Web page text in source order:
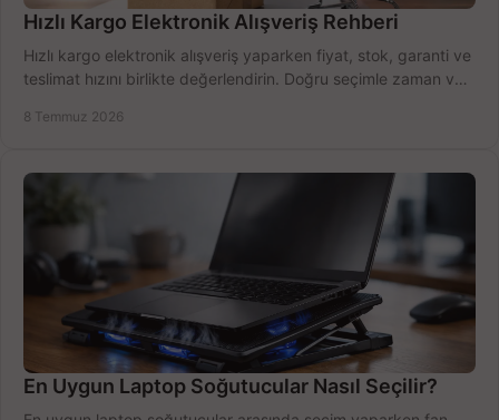
Hızlı Kargo Elektronik Alışveriş Rehberi
Hızlı kargo elektronik alışveriş yaparken fiyat, stok, garanti ve
teslimat hızını birlikte değerlendirin. Doğru seçimle zaman ve
8 Temmuz 2026
En Uygun Laptop Soğutucular Nasıl Seçilir?